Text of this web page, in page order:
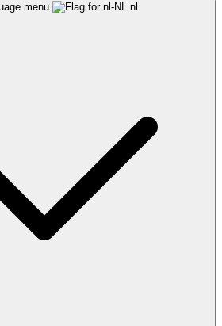
menu nl